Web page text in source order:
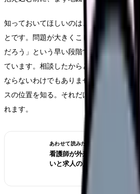
知っておいてほしいのは、相談は「最後
とです。問題が大きくこじれてから動く
だろう」という早い段階で相談したほう
ています。相談したからといって、必ず
ならないわけでもありません。まず話を
スの位置を知る。それだけでも、漠然と
れます。
あわせて読みたい
看護師が外来へ転職する前に
いと求人の見方